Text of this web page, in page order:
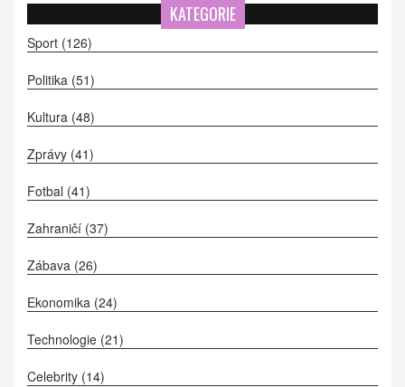
KATEGORIE
Sport (126)
Politika (51)
Kultura (48)
Zprávy (41)
Fotbal (41)
Zahraničí (37)
Zábava (26)
Ekonomika (24)
Technologie (21)
Celebrity (14)